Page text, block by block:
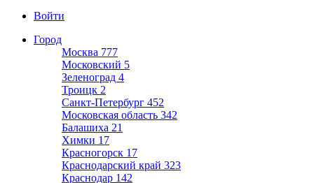
Войти
Город
Москва 777
Московский 5
Зеленоград 4
Троицк 2
Санкт-Петербург 452
Московская область 342
Балашиха 21
Химки 17
Красногорск 17
Краснодарский край 323
Краснодар 142